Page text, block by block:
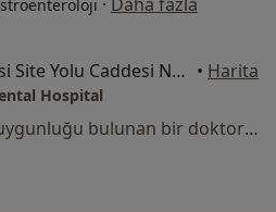
Yamanevler Mahallesi Site Yolu Caddesi No:7, Ümraniye • Harita
Hospital
Bu kurumda online uygunluğu bulunan bir doktor veya uzman bulunamadı